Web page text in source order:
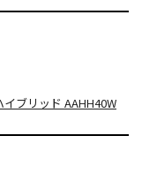
ブリッド AAHH40W